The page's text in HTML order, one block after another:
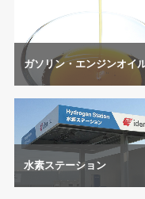
ガソリン・エンジンオイ
水素ステーション